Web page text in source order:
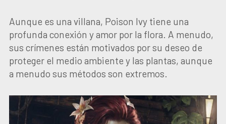
Aunque es una villana, Poison Ivy tiene una
profunda conexión y amor por la flora. A menudo,
sus crímenes están motivados por su deseo de
proteger el medio ambiente y las plantas, aunque
a menudo sus métodos son extremos.